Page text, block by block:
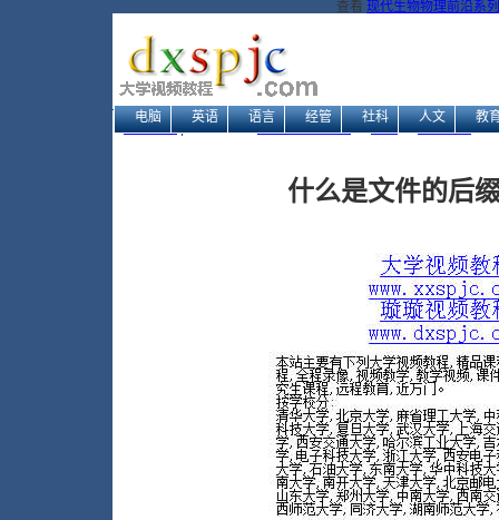
查看 现代生物物理前沿系
电脑 英语 语言 经管 社科 人文 教
网站地图| 当前位置：大学视频教程网→电脑→电脑入门→
什么是文件的后